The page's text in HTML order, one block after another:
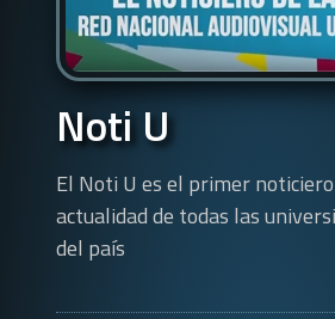
Noti U
El Noti U es el primer
actualidad de todas las
del país